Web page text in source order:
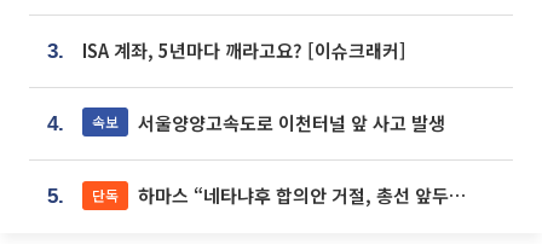
3. ISA 계좌, 5년마다 깨라고요? [이슈크래커]
4. 속보 서울양양고속도로 이천터널 앞 사고 발생
5. 단독 하마스 “네타냐후 합의안 거절, 총선 앞두고 시간 끌기”